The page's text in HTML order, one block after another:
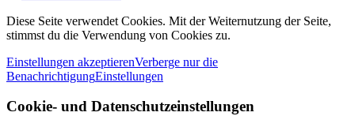
Diese Seite verwendet Cookies. Mit der Weiternutzung der Seite,
stimmst du die Verwendung von Cookies zu.
Einstellungen akzeptierenVerberge nur die
BenachrichtigungEinstellungen
Cookie- und Datenschutzeinstellungen